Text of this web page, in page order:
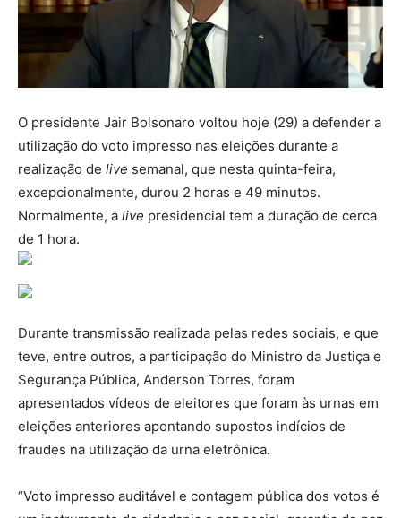
O presidente Jair Bolsonaro voltou hoje (29) a defender a
utilização do voto impresso nas eleições durante a
realização de live semanal, que nesta quinta-feira,
excepcionalmente, durou 2 horas e 49 minutos.
Normalmente, a live presidencial tem a duração de cerca
de 1 hora.
Durante transmissão realizada pelas redes sociais, e que
teve, entre outros, a participação do Ministro da Justiça e
Segurança Pública, Anderson Torres, foram
apresentados vídeos de eleitores que foram às urnas em
eleições anteriores apontando supostos indícios de
fraudes na utilização da urna eletrônica.
“Voto impresso auditável e contagem pública dos votos é